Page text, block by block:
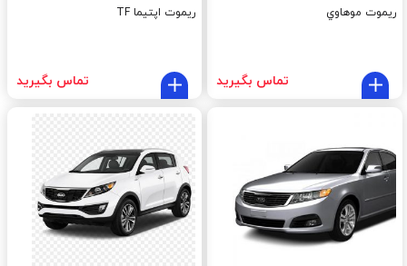
ريموت موهاوي
تماس بگیرید
ریموت اپتیما TF
تماس بگیرید